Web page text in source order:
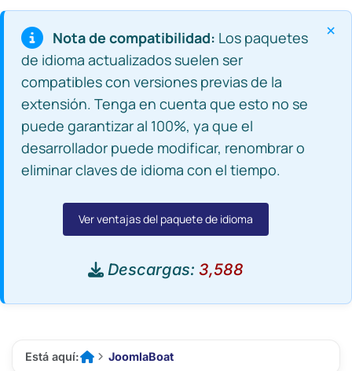
×
Nota de compatibilidad: Los paquetes
de idioma actualizados suelen ser
compatibles con versiones previas de la
extensión. Tenga en cuenta que esto no se
puede garantizar al 100%, ya que el
desarrollador puede modificar, renombrar o
eliminar claves de idioma con el tiempo.
Ver ventajas del paquete de idioma
Descargas: 3,588
Está aquí:
Inicio
 JoomlaBoat